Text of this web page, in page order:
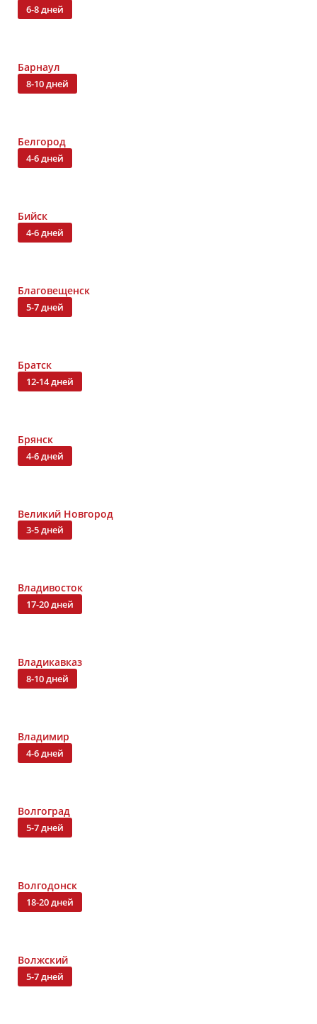
6-8 дней
Барнаул
8-10 дней
Белгород
4-6 дней
Бийск
4-6 дней
Благовещенск
5-7 дней
Братск
12-14 дней
Брянск
4-6 дней
Великий Новгород
3-5 дней
Владивосток
17-20 дней
Владикавказ
8-10 дней
Владимир
4-6 дней
Волгоград
5-7 дней
Волгодонск
18-20 дней
Волжский
5-7 дней